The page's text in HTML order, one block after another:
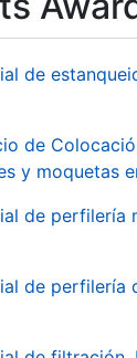
de
de
y moquetas
de perfilería
de perfilería